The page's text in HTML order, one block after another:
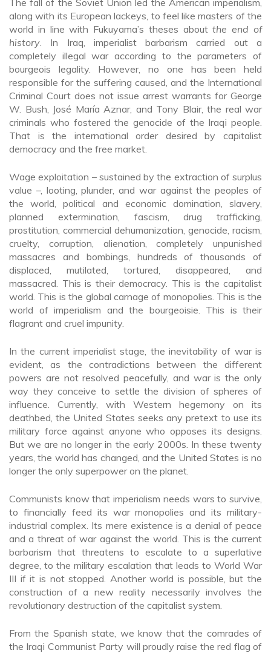
The fall of the Soviet Union led the American imperialism,
along with its European lackeys, to feel like masters of the
world in line with Fukuyama’s theses aboutthe end of
history. In Iraq, imperialist barbarism carried out a
completely illegal war according to the parameters of
bourgeois legality. However, no one has been held
responsible for the suffering caused, and the International
Criminal Court does not issue arrest warrants for George
W. Bush, José María Aznar, and Tony Blair, the real war
criminals who fostered the genocide of the Iraqi people.
That is the international order desired by capitalist
democracy and the free market.
Wage exploitation – sustained by the extraction of surplus
value –, looting, plunder, and war against the peoples of
the world, political and economic domination, slavery,
planned extermination, fascism, drug trafficking,
prostitution, commercial dehumanization, genocide, racism,
cruelty, corruption, alienation, completely unpunished
massacres and bombings, hundreds of thousands of
displaced, mutilated, tortured, disappeared, and
massacred. This is their democracy. This is the capitalist
world. This is the global carnage of monopolies. This is the
world of imperialism and the bourgeoisie. This is their
flagrant and cruel impunity.
In the current imperialist stage, the inevitability of war is
evident, as the contradictions between the different
powers are not resolved peacefully, and war is the only
way they conceive to settle the division of spheres of
influence. Currently, with Western hegemony on its
deathbed, the United States seeks any pretext to use its
military force against anyone who opposes its designs.
But we are no longer in the early 2000s. In these twenty
years, the world has changed, and the United States is no
longer the only superpower on the planet.
Communists know that imperialism needs wars to survive,
to financially feed its war monopolies and its military-
industrial complex. Its mere existence is a denial of peace
and a threat of war against the world. This is the current
barbarism that threatens to escalate to a superlative
degree, to the military escalation that leads to World War
III if it is not stopped. Another world is possible, but the
construction of a new reality necessarily involves the
revolutionary destruction of the capitalist system.
From the Spanish state, we know that the comrades of
the Iraqi Communist Party will proudly raise the red flag of